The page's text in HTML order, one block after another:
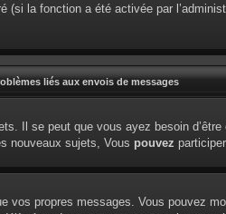
la fonction a été activée par
liés aux envois de messages
Il se peut que vous ayez besoin
nouveaux sujets, Vous pouvez
vos propres messages. Vous pouvez